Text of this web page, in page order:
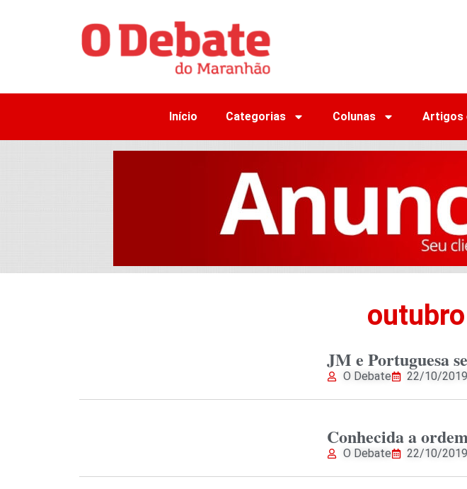
Início Categorias Colunas Artigos
JM e Portuguesa
O Debate 22/10/2019
Conhecida a
O Debate 22/10/2019